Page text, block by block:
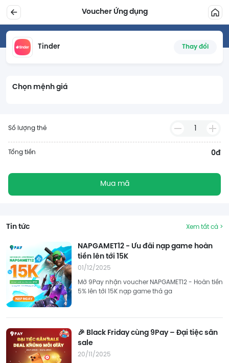
Voucher Ứng dụng
Tinder Thay đổi
Chọn mệnh giá
Số lượng thẻ 1
Tổng tiền 0đ
Mua mã
Tin tức Xem tất cả >
NAPGAMET12 - Ưu đãi nạp game hoàn
tiền lên tới 15K
01/12/2025
Mở 9Pay nhận voucher NAPGAMET12 - Hoàn tiền
5% lên tới 15K nạp game thả ga
🎉 Black Friday cùng 9Pay – Đại tiệc săn
sale
20/11/2025